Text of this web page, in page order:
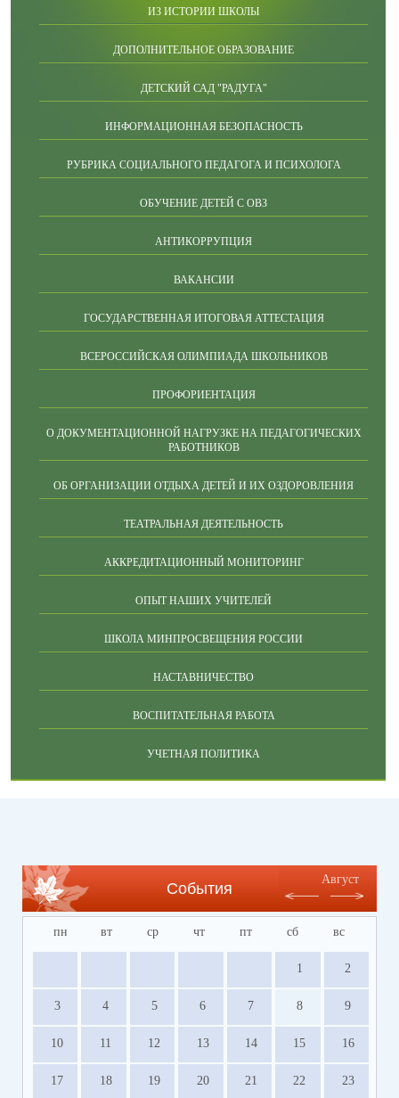
ИЗ ИСТОРИИ ШКОЛЫ
ДОПОЛНИТЕЛЬНОЕ ОБРАЗОВАНИЕ
ДЕТСКИЙ САД "РАДУГА"
ИНФОРМАЦИОННАЯ БЕЗОПАСНОСТЬ
РУБРИКА СОЦИАЛЬНОГО ПЕДАГОГА И ПСИХОЛОГА
ОБУЧЕНИЕ ДЕТЕЙ С ОВЗ
АНТИКОРРУПЦИЯ
ВАКАНСИИ
ГОСУДАРСТВЕННАЯ ИТОГОВАЯ АТТЕСТАЦИЯ
ВСЕРОССИЙСКАЯ ОЛИМПИАДА ШКОЛЬНИКОВ
ПРОФОРИЕНТАЦИЯ
О ДОКУМЕНТАЦИОННОЙ НАГРУЗКЕ НА ПЕДАГОГИЧЕСКИХ
РАБОТНИКОВ
ОБ ОРГАНИЗАЦИИ ОТДЫХА ДЕТЕЙ И ИХ ОЗДОРОВЛЕНИЯ
ТЕАТРАЛЬНАЯ ДЕЯТЕЛЬНОСТЬ
АККРЕДИТАЦИОННЫЙ МОНИТОРИНГ
ОПЫТ НАШИХ УЧИТЕЛЕЙ
ШКОЛА МИНПРОСВЕЩЕНИЯ РОССИИ
НАСТАВНИЧЕСТВО
ВОСПИТАТЕЛЬНАЯ РАБОТА
УЧЕТНАЯ ПОЛИТИКА
События
Август
пн вт ср чт пт сб вс
1 2
3 4 5 6 7 8 9
10 11 12 13 14 15 16
17 18 19 20 21 22 23